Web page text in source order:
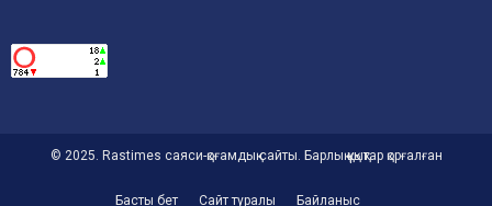
b
o
g
© 2025. Rastimes саяси-қоғамдық сайты. Барлық құқықтар қорғалған
Басты бет Сайт туралы Байланыс